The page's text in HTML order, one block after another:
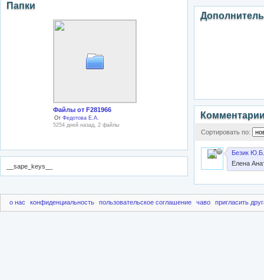
Папки
Файлы от F281966
От Федотова Е.А.
5254 дней назад, 2 файлы
__sape_keys__
Сортировать по:
Безик Ю.Б.
Елена
о нас конфиденциальность пользовательское соглашение чаво пригласить